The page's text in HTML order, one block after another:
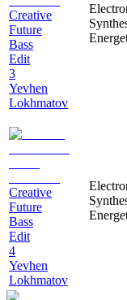
Creative
Future
Bass
Edit
3
Yevhen
Lokhmatov
Creative
Future
Bass
Edit
4
Yevhen
Lokhmatov